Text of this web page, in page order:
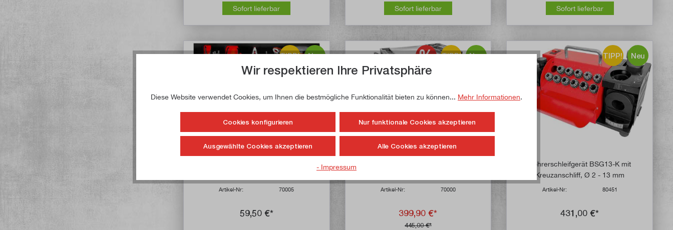
Sofort lieferbar Sofort lieferbar Sofort lieferbar
TIPP! Neu
Artikel-Nr: 70005
59,50 €*
TIPP! Neu
Artikel-Nr: 70000
399,90 €*
445,00 €*
TIPP! Neu
Bohrerschleifgerät BSG13-K mit
Kreuzanschliff, Ø 2 - 13 mm
Artikel-Nr: 80451
431,00 €*
Wir respektieren Ihre Privatsphäre
Diese Website verwendet Cookies, um Ihnen die bestmögliche Funktionalität bieten zu können... Mehr Informationen.
Cookies konfigurieren Nur funktionale Cookies akzeptieren
Ausgewählte Cookies akzeptieren Alle Cookies akzeptieren
- Impressum